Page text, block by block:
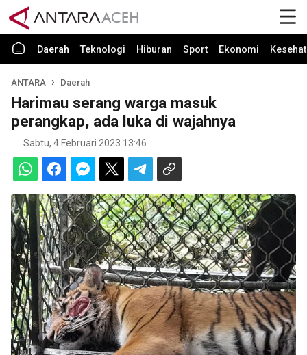
Daerah Teknologi Hiburan Sport Ekonomi
ANTARA Daerah
Harimau serang warga masuk
perangkap, ada luka di wajahnya
Sabtu, 4 Februari 2023 13:46